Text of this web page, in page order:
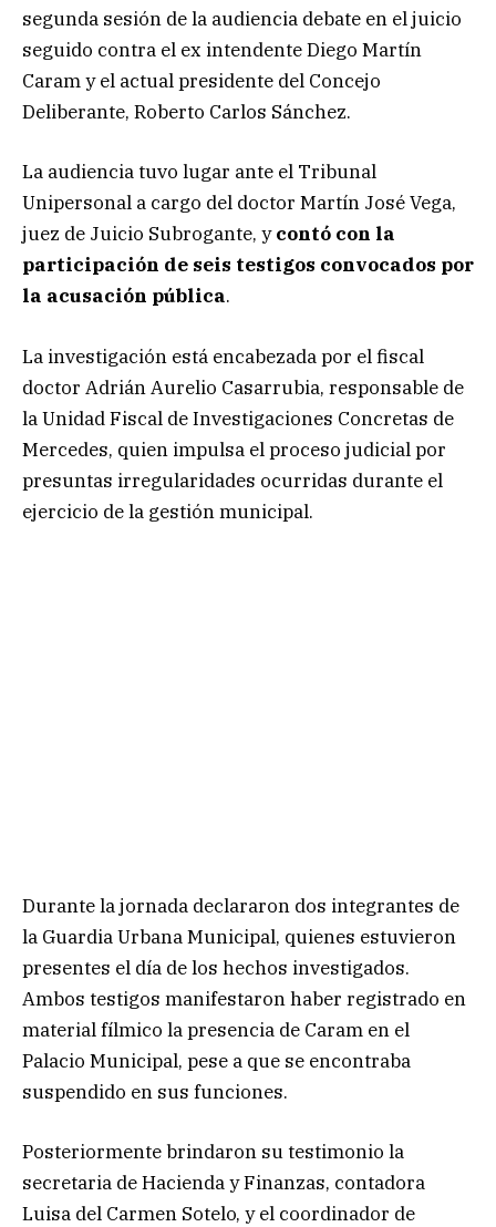
segunda sesión de la audiencia debate en el juicio
seguido contra el ex intendente Diego Martín
Caram y el actual presidente del Concejo
Deliberante, Roberto Carlos Sánchez.
La audiencia tuvo lugar ante el Tribunal
Unipersonal a cargo del doctor Martín José Vega,
juez de Juicio Subrogante, ycontó con la
participación de seis testigos convocados por
la acusación pública.
La investigación está encabezada por el fiscal
doctor Adrián Aurelio Casarrubia, responsable de
la Unidad Fiscal de Investigaciones Concretas de
Mercedes, quien impulsa el proceso judicial por
presuntas irregularidades ocurridas durante el
ejercicio de la gestión municipal.
Durante la jornada declararon dos integrantes de
la Guardia Urbana Municipal, quienes estuvieron
presentes el día de los hechos investigados.
Ambos testigos manifestaron haber registrado en
material fílmico la presencia de Caram en el
Palacio Municipal, pese a que se encontraba
suspendido en sus funciones.
Posteriormente brindaron su testimonio la
secretaria de Hacienda y Finanzas, contadora
Luisa del Carmen Sotelo, y el coordinador de